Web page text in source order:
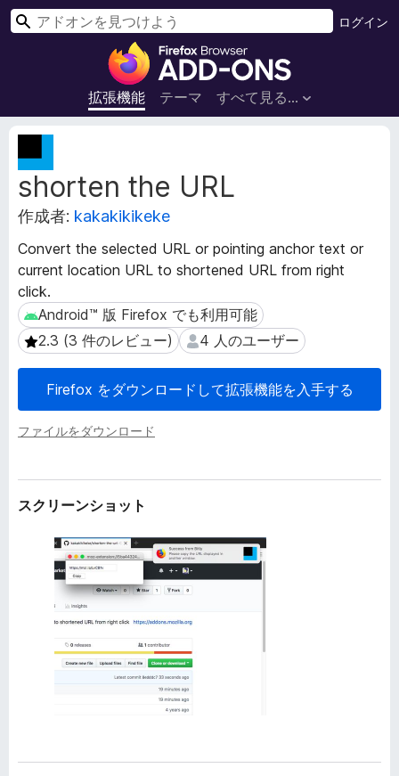
F
r
e
x
ブ
ウ
ザ
ア
ド
オ
ン
拡張機能 テーマ すべて見る...
ログイン
検
shorten the URL
作成者: kakakikikeke
Convert the selected URL or pointing anchor text or
current location URL to shortened URL from right
click.
Android™ 版 Firefox でも利用可能
Android™ 版 Firefox でも利用可能
2.3 (3 件のレビュー)
2.3 (3 件のレビュー) 4 人のユーザー
4 人のユーザー
Firefox をダウンロードして拡張機能を入手する
ファイルをダウンロード
張
機
能
メ
デ
ー
タ
スクリーンショット